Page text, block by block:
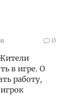
0
в игре. О
работу,